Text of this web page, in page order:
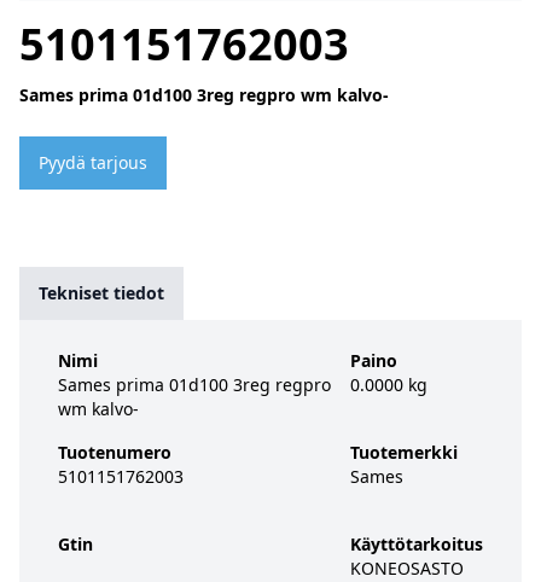
5101151762003
Sames prima 01d100 3reg regpro wm kalvo-
Pyydä tarjous
Tekniset tiedot
Nimi
Sames prima 01d100 3reg regpro
wm kalvo-
Tuotenumero
5101151762003
Gtin
Paino
0.0000 kg
Tuotemerkki
Sames
Käyttötarkoitus
KONEOSASTO